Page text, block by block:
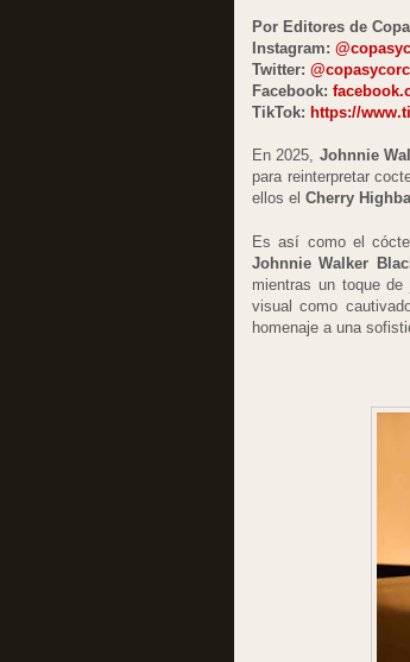
Por Editores de
Instagram:
Twitter:
Facebook:
TikTok: https://
En 2025, Johnnie
para reinterpretar
ellos el Cherry
Es así como el
Johnnie Walker
mientras un toque
visual como
homenaje a una